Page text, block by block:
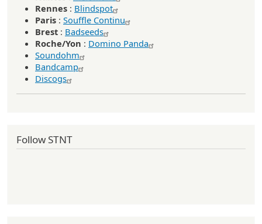
Rennes : Blindspot
Paris : Souffle Continu
Brest : Badseeds
Roche/Yon : Domino Panda
Soundohm
Bandcamp
Discogs
Follow STNT